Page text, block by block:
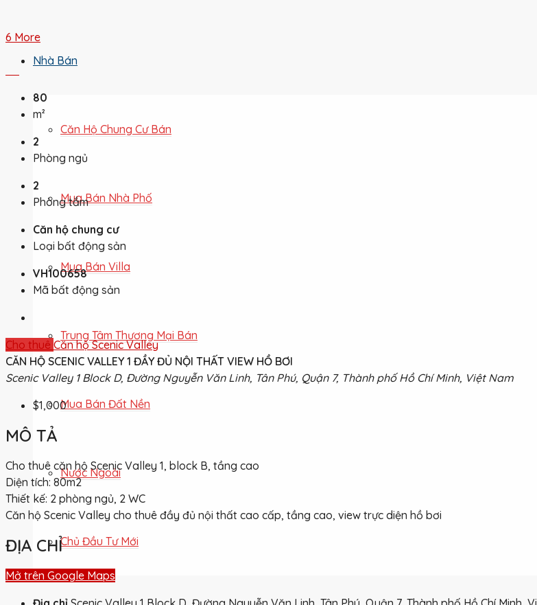
Nhà Bán
Căn Hộ Chung Cư Bán
Mua Bán Nhà Phố
Mua Bán Villa
Trung Tâm Thương Mại Bán
Mua Bán Đất Nền
Nước Ngoài
Chủ Đầu Tư Mới
6 More
80
m²
2
Phòng ngủ
2
Phòng tắm
Căn hộ chung cư
Loại bất động sản
VH100658
Mã bất động sản
Cho thuê Căn hộ Scenic Valley
CĂN HỘ SCENIC VALLEY 1 ĐẦY ĐỦ NỘI THẤT VIEW HỒ BƠI
Scenic Valley 1 Block D, Đường Nguyễn Văn Linh, Tân Phú, Quận 7, Thành phố Hồ Chí Minh, Việt Nam
$1,000
MÔ TẢ
Cho thuê căn hộ Scenic Valley 1, block B, tầng cao
Diện tích: 80m2
Thiết kế: 2 phòng ngủ, 2 WC
Căn hộ Scenic Valley cho thuê đầy đủ nội thất cao cấp, tầng cao, view trực diện hồ bơi
ĐỊA CHỈ
Mở trên Google Maps